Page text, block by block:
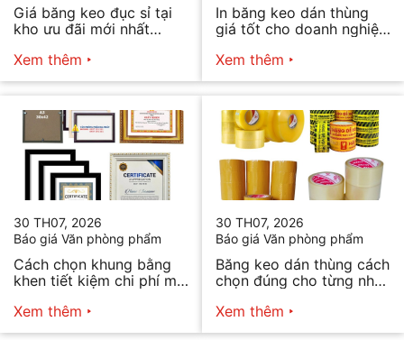
Giá băng keo đục sỉ tại
kho ưu đãi mới nhất
Xem thêm
In băng keo dán thùng
giá tốt cho doanh nghiệp
Xem thêm
30 TH07, 2026
Báo giá Văn phòng phẩm
Cách chọn khung bằng
khen tiết kiệm chi phí mà
Xem thêm
30 TH07, 2026
Báo giá Văn phòng phẩm
Băng keo dán thùng cách
chọn đúng cho từng nhu
Xem thêm